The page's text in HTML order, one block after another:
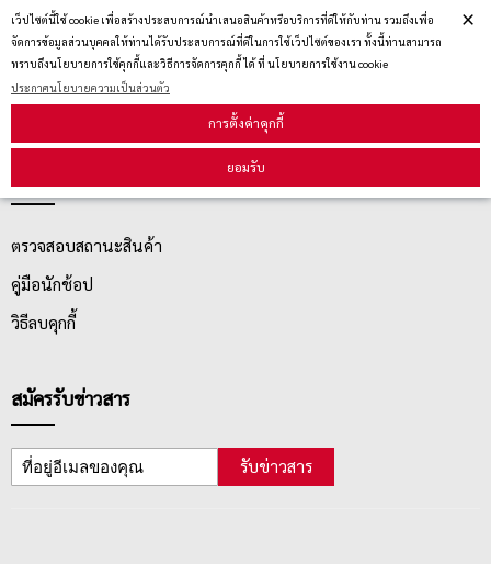
เว็ปไซต์นี้ใช้ cookie เพื่อสร้างประสบการณ์นำเสนอสินค้าหรือบริการที่ดีให้กับท่าน รวมถึงเพื่อ
จัดการข้อมูลส่วนบุคคลให้ท่านได้รับประสบการณ์ที่ดีในการใช้เว็ปไซต์ของเรา ทั้งนี้ท่านสามารถ
ทราบถึงนโยบายการใช้คุกกี้และวิธีการจัดการคุกกี้ ได้ ที่ นโยบายการใช้งาน cookie
ประกาศนโยบายความเป็นส่วนตัว
การตั้งค่าคุกกี้
ยอมรับ
×
ประกาศนโยบายความเป็นส่วนตัว
นโยบายการจัดส่ง
นโยบายการเปลี่ยน/คืน สินค้า
ตรวจสอบสถานะสินค้า
คู่มือนักช้อป
วิธีลบคุกกี้
สมัครรับข่าวสาร
รับข่าวสาร